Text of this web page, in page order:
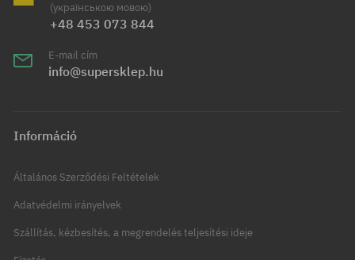
(українською мовою)
+48 453 073 844
E-mail cím
info@supersklep.hu
Információ
Általános Szerződési Feltételek
Adatvédelmi irányelvek
Szállítás, kézbesítés, a megrendelés teljesítési ideje